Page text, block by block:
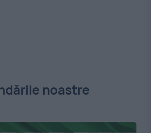
noastre